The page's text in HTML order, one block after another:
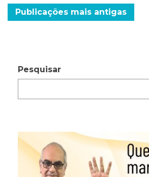
Navegação
Publicações mais antigas
Pesquisar